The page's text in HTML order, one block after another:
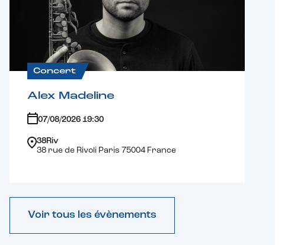
Concert
Alex Madeline
07/08/2026 19:30
38Riv
38 rue de Rivoli Paris 75004 France
Voir tous les évènements